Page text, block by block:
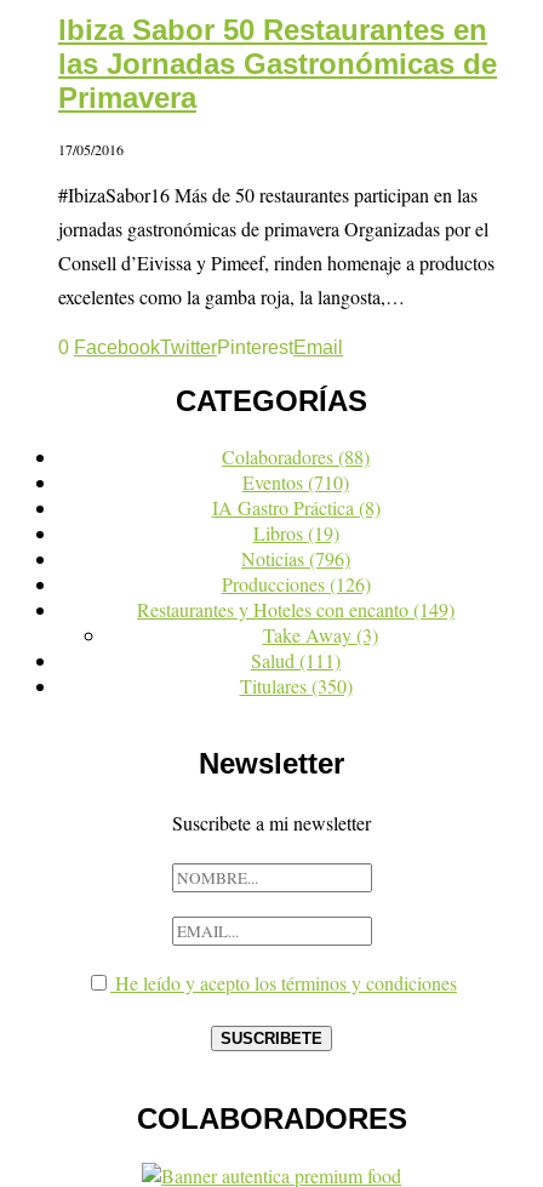
Ibiza Sabor 50 Restaurantes en
las Jornadas Gastronómicas de
Primavera
17/05/2016
#IbizaSabor16 Más de 50 restaurantes participan en las
jornadas gastronómicas de primavera Organizadas por el
Consell d’Eivissa y Pimeef, rinden homenaje a productos
excelentes como la gamba roja, la langosta,…
0 FacebookTwitterPinterestEmail
CATEGORÍAS
Colaboradores(88)
Eventos(710)
IA Gastro Práctica(8)
Libros(19)
Noticias(796)
Producciones(126)
Restaurantes y Hoteles con encanto(149)
Take Away(3)
Salud(111)
Titulares(350)
Newsletter
Suscribete a mi newsletter
He leído y acepto los términos y condiciones
COLABORADORES